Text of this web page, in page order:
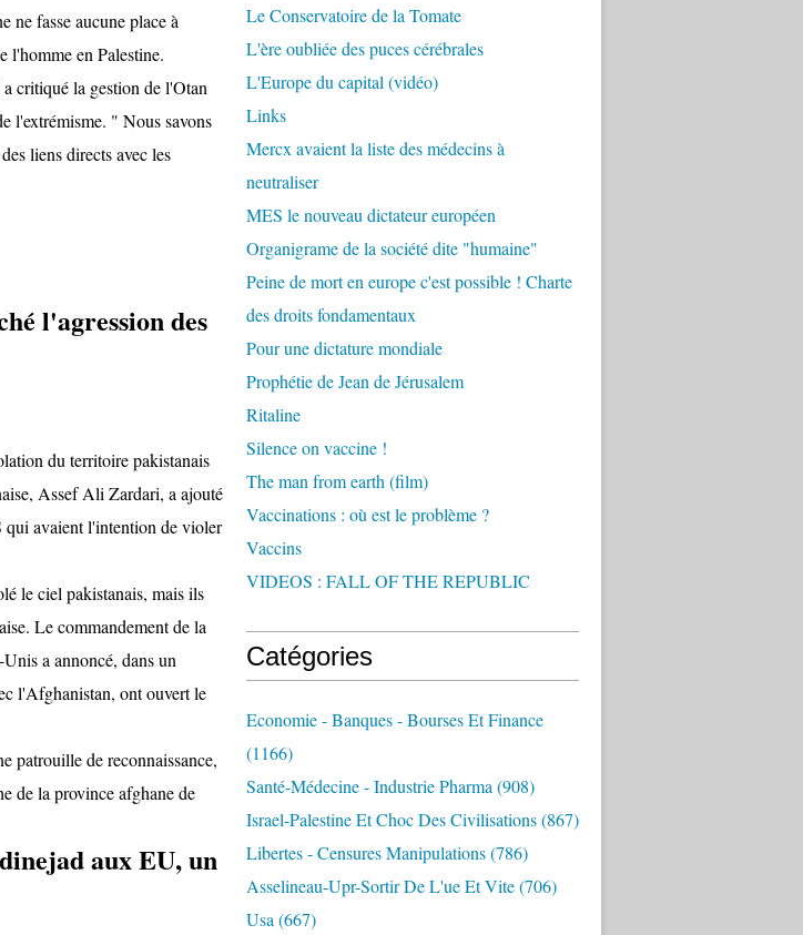
ne fasse aucune place à
l'homme en Palestine.
critiqué la gestion de l'Otan
l'extrémisme. " Nous savons
liens directs avec les
l'agression des
du territoire pakistanais
Assef Ali Zardari, a ajouté
‎qui avaient l'intention de violer
le ciel ‎pakistanais, mais ils
Le commandement de la
a ‎annoncé, dans un
l'Afghanistan, ont ouvert le
patrouille de reconnaissance,
‎de la province afghane de
aux EU, un
Le Conservatoire de la Tomate
L'ère oubliée des puces cérébrales
L'Europe du capital (vidéo)
Links
Mercx avaient la liste des médecins à
neutraliser
MES le nouveau dictateur européen
Organigrame de la société dite "humaine"
Peine de mort en europe c'est possible ! Charte
des droits fondamentaux
Pour une dictature mondiale
Prophétie de Jean de Jérusalem
Ritaline
Silence on vaccine !
The man from earth (film)
Vaccinations : où est le problème ?
Vaccins
VIDEOS : FALL OF THE REPUBLIC
Catégories
Economie - Banques - Bourses Et Finance
(1166)
Santé-Médecine - Industrie Pharma (908)
Israel-Palestine Et Choc Des Civilisations(867)
Libertes - Censures Manipulations(786)
Asselineau-Upr-Sortir De L'ue Et Vite(706)
Usa (667)